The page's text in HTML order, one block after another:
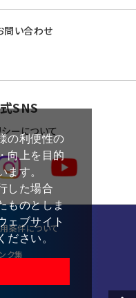
の利便性の
向上を目的
ます。
した場合
ものとしま
ェブサイト
ださい。
問い合わせ
SNS
ーについて
条件について
ク集